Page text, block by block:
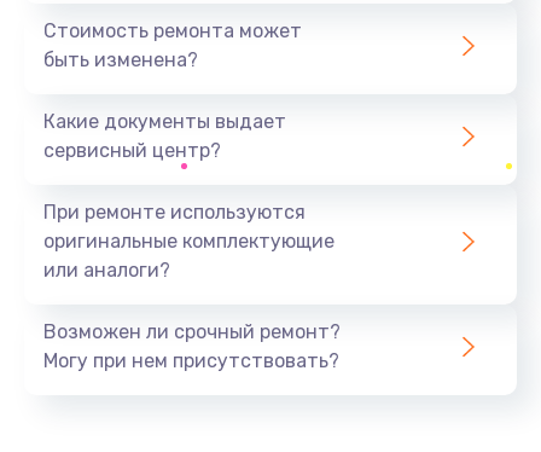
1295 руб.
Замена процессора
Замена оперативной памяти
Заказать
Стоимость ремонта может
быть изменена?
Какие документы выдает
сервисный центр?
При ремонте используются
оригинальные комплектующие
или аналоги?
Возможен ли срочный ремонт?
Могу при нем присутствовать?